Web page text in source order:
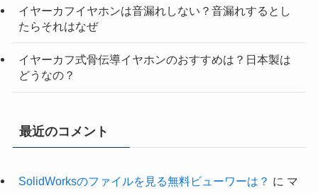
イヤーカフイヤホンは音漏れしない？音漏れするとし
たらそれはなぜ
イヤーカフ式骨伝導イヤホンのおすすめは？日本製は
どうなの？
最近のコメント
SolidWorksのファイルを見る無料ビューワーは？ に マ